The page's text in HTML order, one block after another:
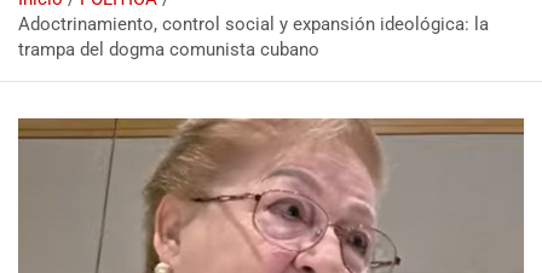
Adoctrinamiento, control social y expansión ideológica: la
trampa del dogma comunista cubano